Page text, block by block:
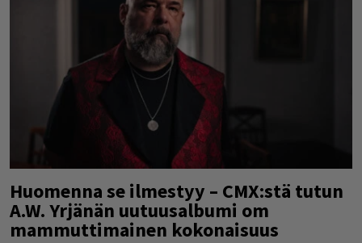
Huomenna se ilmestyy – CMX:stä tutun
A.W. Yrjänän uutuusalbumi om
mammuttimainen kokonaisuus